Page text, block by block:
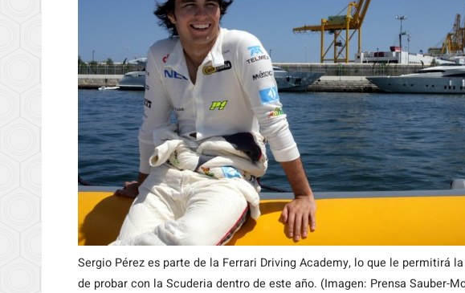
Sergio Pérez es parte de la Ferrari Driving Academy, lo que le permitirá
de probar con la Scuderia dentro de este año. (Imagen: Prensa Sauber-